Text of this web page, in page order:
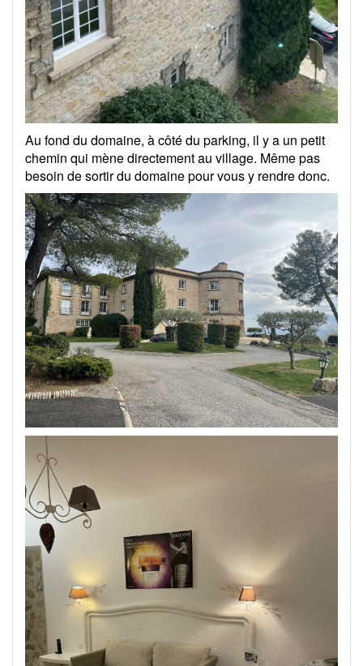
Au fond du domaine, à côté du parking, il y a un petit
chemin qui mène directement au village. Même pas
besoin de sortir du domaine pour vous y rendre donc.